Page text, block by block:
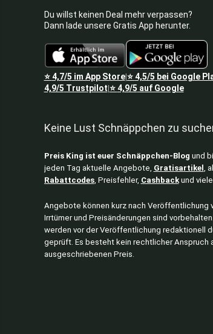
Du willst keinen Deal mehr verpassen?
Dann lade unsere Gratis App herunter.
⭐4,7/5 im App Store|⭐4,5/5 bei Google
4,9/5 Trustpilot ⭐4,9/5 auf Google
Keine Lust Schnäppchen zu
Preis King ist euer Schnäppchen-Blog und
jeden Tag aktuelle Angebote, Gratisartikel ,
Rabattcodes, Preisfehler, Cashbackund
Angebote können kurz nach Veröffentlichung
Irrtümer und Preisänderungen sind
werden vor der Veröffentlichung redaktionell
geprüft. Es besteht kein rechtlicher Anspruch
ausgeschriebenen Preis.